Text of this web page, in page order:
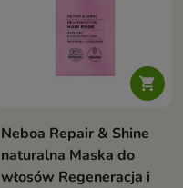

Neboa Repair & Shine
naturalna Maska do
włosów Regeneracja i